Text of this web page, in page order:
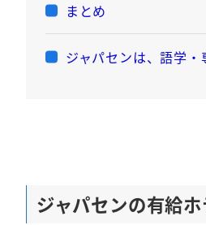
まとめ
ジャパセンは、語学
ジャパセンの有給